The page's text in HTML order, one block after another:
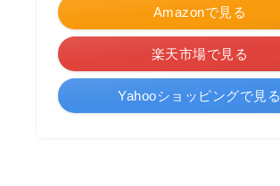
Amazonで見る
楽天市場で見る
Yahooショッピングで見る